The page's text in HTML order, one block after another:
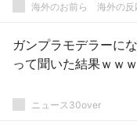
海外のお前ら 海外の反
ガンプラモデラーに
って聞いた結果ｗｗ
ニュース30over